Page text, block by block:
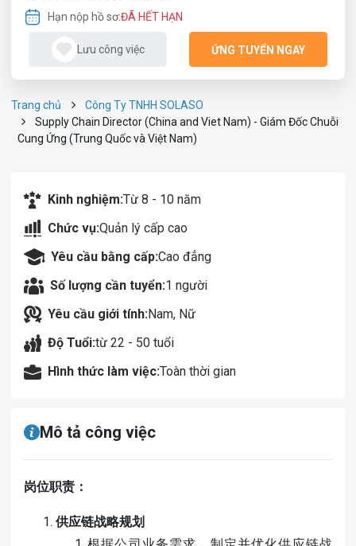
Hạn nộp hồ sơ:ĐÃ HẾT HẠN
Lưu công việc ỨNG TUYỂN NGAY
Trang chủ
Công Ty TNHH SOLASO
Supply Chain Director (China and Viet Nam) - Giám Đốc Chuỗi
Cung Ứng (Trung Quốc và Việt Nam)
Kinh nghiệm:Từ 8 - 10 năm
Chức vụ:Quản lý cấp cao
Yêu cầu bằng cấp:Cao đẳng
Số lượng cần tuyển:1 người
Yêu cầu giới tính:Nam, Nữ
Độ Tuổi:từ 22 - 50 tuổi
Hình thức làm việc:Toàn thời gian
Mô tả công việc
岗位职责：
供应链战略规划